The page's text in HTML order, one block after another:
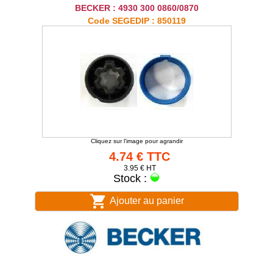
BECKER : 4930 300 0860/0870
Code SEGEDIP : 850119
Cliquez sur l'image pour agrandir
4.74 € TTC
3.95 € HT
Stock :
Ajouter au panier